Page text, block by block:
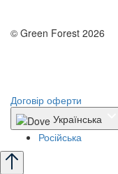
© Green Forest 2026
Договір оферти
Українська
Російська